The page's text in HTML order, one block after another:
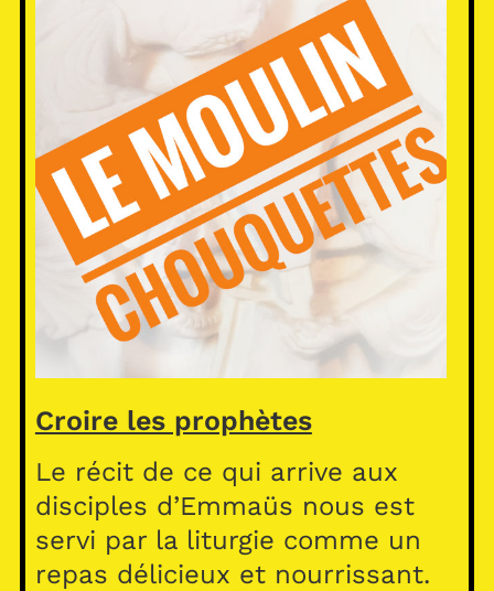
Croire les prophètes
Le récit de ce qui arrive aux
disciples d’Emmaüs nous est
servi par la liturgie comme un
repas délicieux et nourrissant.